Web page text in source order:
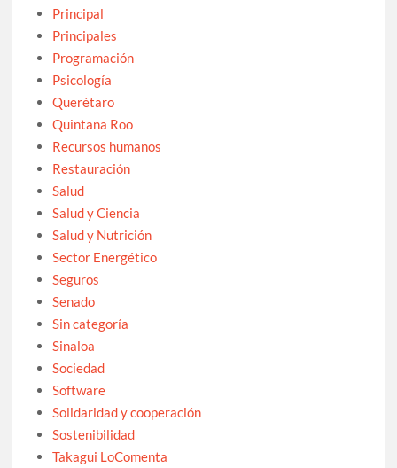
Principal
Principales
Programación
Psicología
Querétaro
Quintana Roo
Recursos humanos
Restauración
Salud
Salud y Ciencia
Salud y Nutrición
Sector Energético
Seguros
Senado
Sin categoría
Sinaloa
Sociedad
Software
Solidaridad y cooperación
Sostenibilidad
Takagui LoComenta